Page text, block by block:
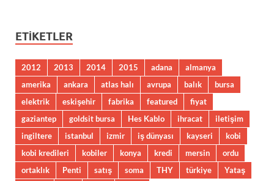
ETIKETLER
2012 2013 2014 2015 adana
almanya
amerika
ankara atlas halı avrupa balık
bursa
elektrik
eskişehir fabrika featured
fiyat
gaziantep
goldsit bursa Hes Kablo ihracat
iletişim
ingiltere
istanbul izmir iş dünyası kayseri
kobi
kobi kredileri
kobiler konya kredi mersin
ordu
ortaklık
Penti satış soma THY türkiye Yataş